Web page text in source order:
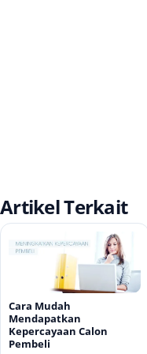
Artikel Terkait
Cara Mudah
Mendapatkan
Kepercayaan Calon
Pembeli